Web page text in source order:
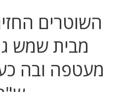
השוטרים
מבית שמש
מעטפה ובה